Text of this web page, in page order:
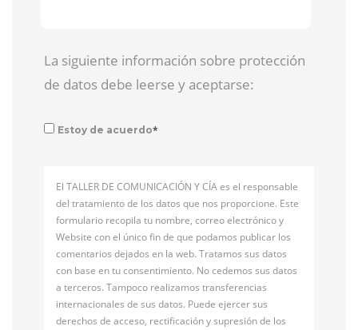
La siguiente información sobre protección
de datos debe leerse y aceptarse:
Estoy de acuerdo*
El TALLER DE COMUNICACIÓN Y CÍA es el responsable
del tratamiento de los datos que nos proporcione. Este
formulario recopila tu nombre, correo electrónico y
Website con el único fin de que podamos publicar los
comentarios dejados en la web. Tratamos sus datos
con base en tu consentimiento. No cedemos sus datos
a terceros. Tampoco realizamos transferencias
internacionales de sus datos. Puede ejercer sus
derechos de acceso, rectificación y supresión de los